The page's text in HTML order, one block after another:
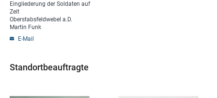
Eingliederung der Soldaten auf
Zeit
Oberstabsfeldwebel a.D.
Martin Funk
E-Mail
Standortbeauftragte